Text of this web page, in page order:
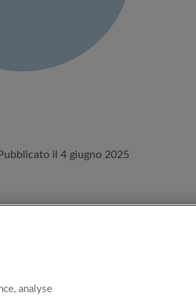
Pubblicato il 4 giugno 2025
analyse